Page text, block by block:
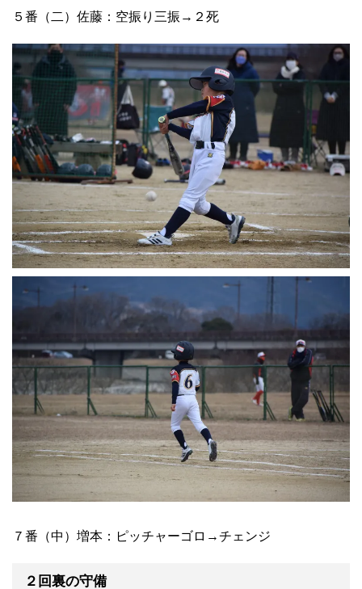
５番（二）佐藤：空振り三振→２死
７番（中）増本：ピッチャーゴロ→チェンジ
２回裏の守備